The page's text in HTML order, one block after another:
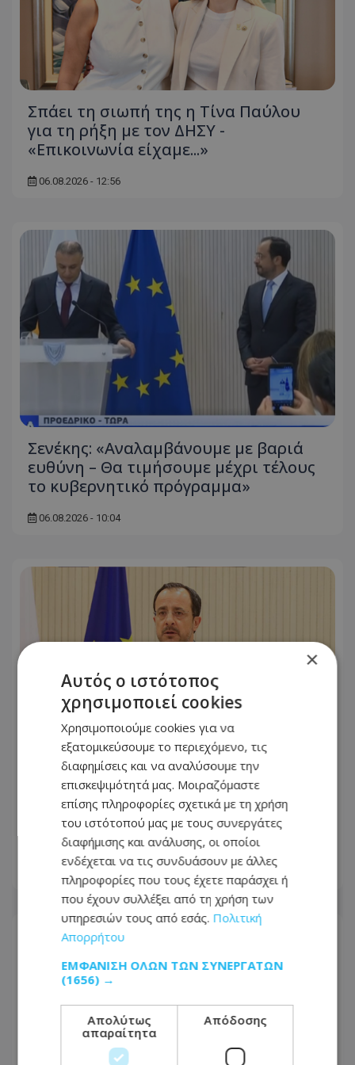
Σπάει τη σιωπή της η Τίνα Παύλου
για τη ρήξη με τον ΔΗΣΥ -
«Επικοινωνία είχαμε...»
06.08.2026 - 12:56
Σενέκης: «Αναλαμβάνουμε με βαριά
ευθύνη – Θα τιμήσουμε μέχρι τέλους
το κυβερνητικό πρόγραμμα»
06.08.2026 - 10:04
Ανασχηματισμός με πολιτικά
μηνύματα: Ο Πρόεδρος
Χριστοδουλίδης έθεσε τον πήχη ψηλά
για τη νέα κυβέρνηση
06.08.2026 - 09:41
×
Αυτός ο ιστότοπος
χρησιμοποιεί cookies
Χρησιμοποιούμε cookies για να
εξατομικεύσουμε το περιεχόμενο, τις
διαφημίσεις και να αναλύσουμε την
επισκεψιμότητά μας. Μοιραζόμαστε
επίσης πληροφορίες σχετικά με τη χρήση
του ιστότοπού μας με τους συνεργάτες
διαφήμισης και ανάλυσης, οι οποίοι
ενδέχεται να τις συνδυάσουν με άλλες
πληροφορίες που τους έχετε παράσχει ή
που έχουν συλλέξει από τη χρήση των
υπηρεσιών τους από εσάς. Πολιτική
Απορρήτου
ΕΜΦΆΝΙΣΗ ΌΛΩΝ ΤΩΝ ΣΥΝΕΡΓΑΤΏΝ
(1656) →
Απολύτως
απαραίτητα
Απόδοσης